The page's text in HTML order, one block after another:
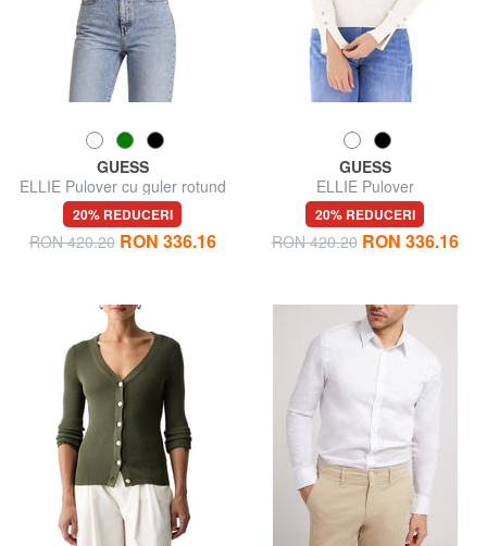
GUESS
ELLIE Pulover cu guler rotund
20% REDUCERI
RON 420.20 RON 336.16
GUESS
ELLIE Pulover
20% REDUCERI
RON 420.20 RON 336.16